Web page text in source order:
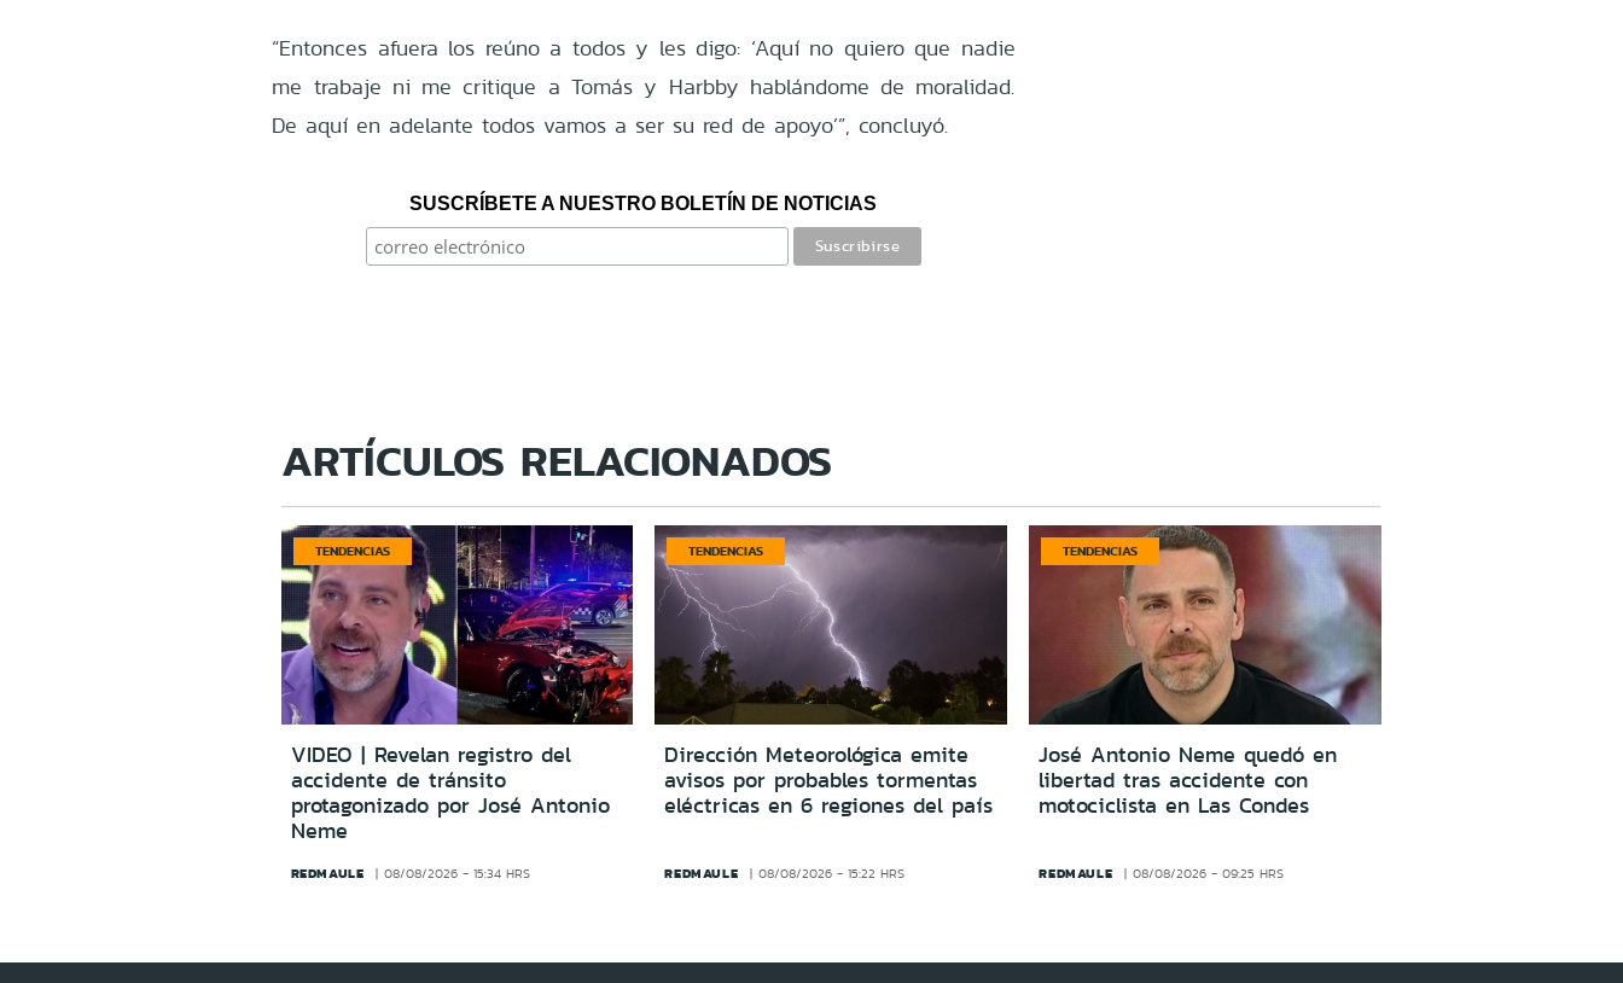
“Entonces afuera los reúno a todos y les digo: ‘Aquí no quiero que nadie
me trabaje ni me critique a Tomás y Harbby hablándome de moralidad.
De aquí en adelante todos vamos a ser su red de apoyo’”, concluyó.
SUSCRÍBETE A NUESTRO BOLETÍN DE NOTICIAS
ARTÍCULOS RELACIONADOS
TENDENCIAS
VIDEO | Revelan registro del
accidente de tránsito
protagonizado por José Antonio
Neme
REDMAULE 08/08/2026 - 15:34 HRS
TENDENCIAS
Dirección Meteorológica emite
avisos por probables tormentas
eléctricas en 6 regiones del país
REDMAULE 08/08/2026 - 15:22 HRS
TENDENCIAS
José Antonio Neme quedó en
libertad tras accidente con
motociclista en Las Condes
REDMAULE 08/08/2026 - 09:25 HRS